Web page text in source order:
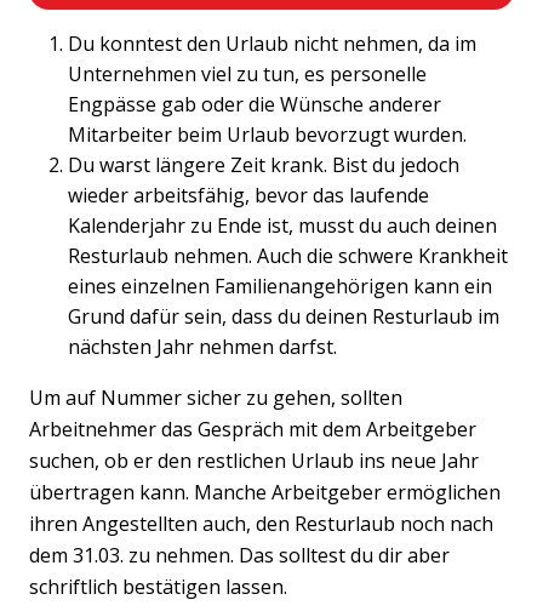
Previous
Du konntest den Urlaub nicht nehmen, da im
Unternehmen viel zu tun, es personelle
Engpässe gab oder die Wünsche anderer
Mitarbeiter beim Urlaub bevorzugt wurden.
Du warst längere Zeit krank. Bist du jedoch
wieder arbeitsfähig, bevor das laufende
Kalenderjahr zu Ende ist, musst du auch deinen
Resturlaub nehmen. Auch die schwere Krankheit
eines einzelnen Familienangehörigen kann ein
Grund dafür sein, dass du deinen Resturlaub im
nächsten Jahr nehmen darfst.
Um auf Nummer sicher zu gehen, sollten
Arbeitnehmer das Gespräch mit dem Arbeitgeber
suchen, ob er den restlichen Urlaub ins neue Jahr
übertragen kann. Manche Arbeitgeber ermöglichen
ihren Angestellten auch, den Resturlaub noch nach
dem 31.03. zu nehmen. Das solltest du dir aber
schriftlich bestätigen lassen.